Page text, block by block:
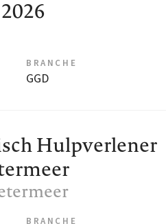
BRANCHE
GGD
Hulpverlener
BRANCHE